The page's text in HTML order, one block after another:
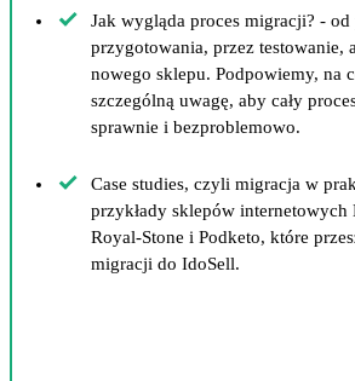
Jak wygląda proces migracji? -
przygotowania, przez testowanie,
nowego sklepu. Podpowiemy, na
szczególną uwagę, aby cały
sprawnie i bezproblemowo.
Case studies, czyli migracja w
przykłady sklepów internetowych
Royal-Stone i Podketo, które
migracji do IdoSell.